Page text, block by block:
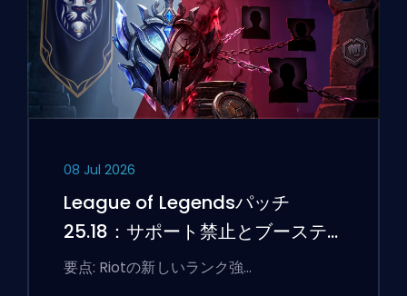
08 Jul 2026
League of Legendsパッチ
25.18：サポート禁止とブーステ
ィングのフラグ
要点: Riotの新しいランク強…